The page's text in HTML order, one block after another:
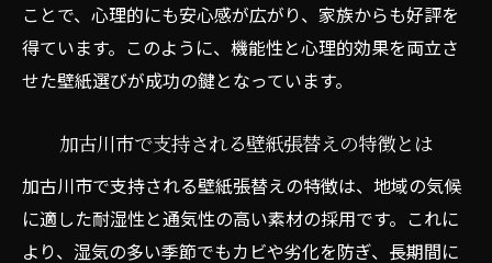
ことで、心理的にも安心感が広がり、家族からも好評を
得ています。このように、機能性と心理的効果を両立さ
せた壁紙選びが成功の鍵となっています。
加古川市で支持される壁紙張替えの特徴とは
加古川市で支持される壁紙張替えの特徴は、地域の気候
に適した耐湿性と通気性の高い素材の採用です。これに
より、湿気の多い季節でもカビや劣化を防ぎ、長期間に